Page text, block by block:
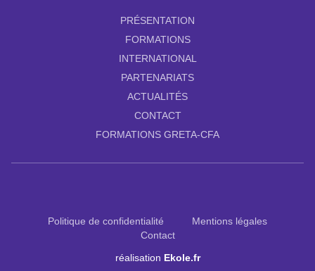
PRÉSENTATION
FORMATIONS
INTERNATIONAL
PARTENARIATS
ACTUALITÉS
CONTACT
FORMATIONS GRETA-CFA
Politique de confidentialité
Mentions légales
Contact
réalisation Ekole.fr